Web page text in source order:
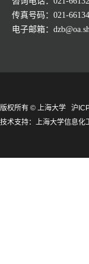
传真号码：021-
电子邮箱：
版权所有 © 上海大学 沪
技术支持： 上海大学信息化